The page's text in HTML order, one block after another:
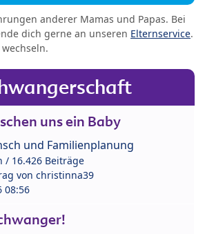
anderer Mamas und Papas. Bei
dich gerne an unseren Elternservice.
wechseln.
uns ein Baby
und Familienplanung
/ 16.426 Beiträge
von christinna39
08:56